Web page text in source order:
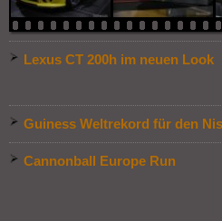
Lexus CT 200h im neuen Look
Guiness Weltrekord für den
Cannonball Europe Run